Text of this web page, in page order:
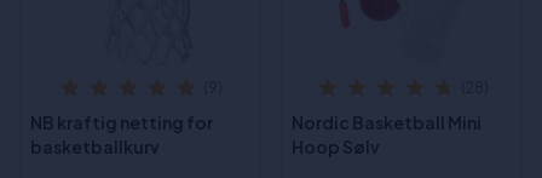
NB kraftig netting for
basketballkurv
Nordic Basketball Mini
Hoop Sølv